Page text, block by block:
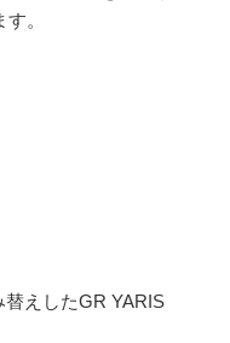
。
えしたGR YARIS